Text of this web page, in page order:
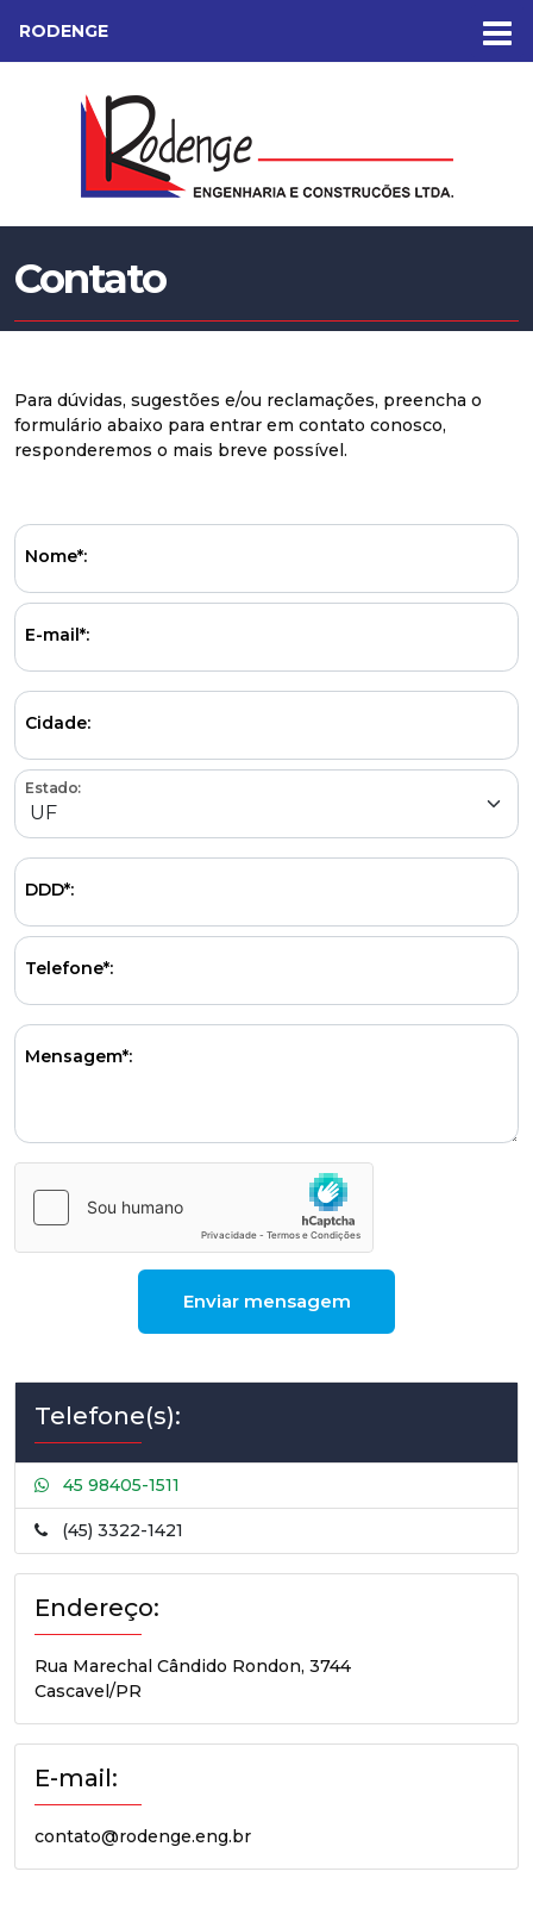
RODENGE
Contato
Para dúvidas, sugestões e/ou reclamações, preencha o
formulário abaixo para entrar em contato conosco,
responderemos o mais breve possível.
Nome*:
E-mail*:
Cidade:
Estado:
DDD*:
Telefone*:
Mensagem*:
Enviar mensagem
Telefone(s):
45 98405-1511
(45) 3322-1421
Endereço:
Rua Marechal Cândido Rondon, 3744
Cascavel/PR
E-mail:
contato@rodenge.eng.br